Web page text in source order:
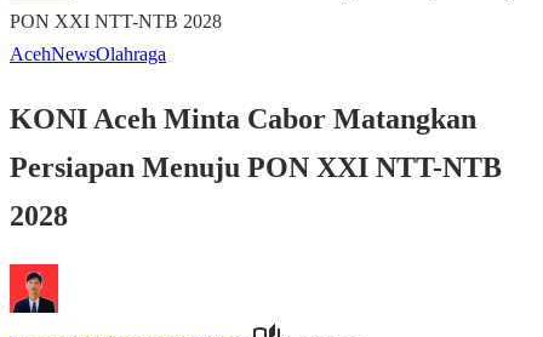
PON XXI NTT-NTB 2028
AcehNewsOlahraga
KONI Aceh Minta Cabor Matangkan
Persiapan Menuju PON XXI NTT-NTB
2028